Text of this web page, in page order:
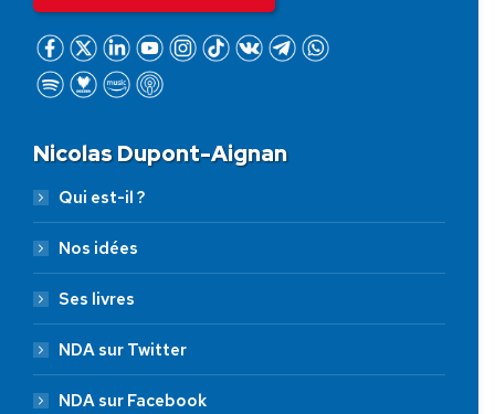
Nicolas Dupont-Aignan
Qui est-il ?
Nos idées
Ses livres
NDA sur Twitter
NDA sur Facebook